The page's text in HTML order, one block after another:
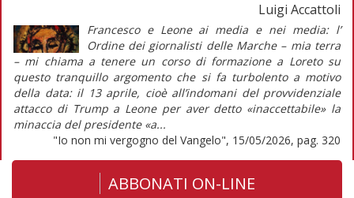
Luigi Accattoli
Francesco e Leone ai media e nei media: l’
Ordine dei giornalisti delle Marche – mia terra
– mi chiama a tenere un corso di formazione a Loreto su
questo tranquillo argomento che si fa turbolento a motivo
della data: il 13 aprile, cioè all’indomani del provvidenziale
attacco di Trump a Leone per aver detto «inaccettabile» la
minaccia del presidente «a...
"Io non mi vergogno del Vangelo", 15/05/2026, pag. 320
ABBONATI ON-LINE